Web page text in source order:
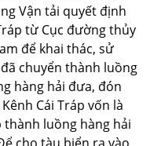
Vận tải quyết định
từ Cục đường thủy
để khai thác, sử
chuyển thành luồng
hàng hải đưa, đón
Cái Tráp vốn là
luồng hàng hải